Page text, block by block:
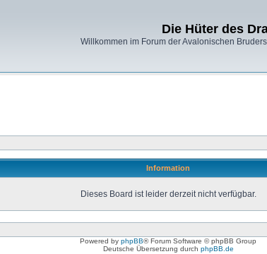
Die Hüter des
Willkommen im Forum der Avalonischen
Information
Dieses Board ist leider derzeit nicht verfügbar.
Powered by phpBB® Forum Software © phpBB Group
Deutsche Übersetzung durch phpBB.de